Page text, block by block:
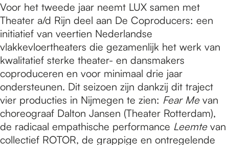
Voor het tweede jaar neemt LUX samen met
Theater a/d Rijn deel aan De Coproducers: een
initiatief van veertien Nederlandse
vlakkevloertheaters die gezamenlijk het werk van
kwalitatief sterke theater- en dansmakers
coproduceren en voor minimaal drie jaar
ondersteunen. Dit seizoen zijn dankzij dit traject
vier producties in Nijmegen te zien: Fear Mevan
choreograaf Dalton Jansen (Theater Rotterdam),
de radicaal empathische performance Leemtevan
collectief ROTOR, de grappige en ontregelende